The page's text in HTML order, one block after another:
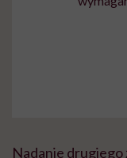
Nadanie drugiego